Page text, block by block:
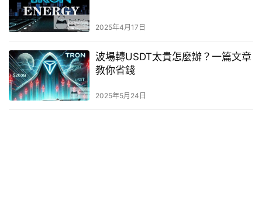
2025年4月17日
波場轉USDT太貴怎麼辦？一篇文章
教你省錢
2025年5月24日